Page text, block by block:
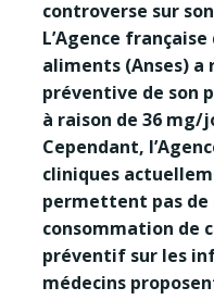
controverse sur
L’Agence
aliments (Anses) a
préventive de son
à raison de 36 mg/
Cependant,
cliniques
permettent pas de
consommation de
préventif sur les
médecins